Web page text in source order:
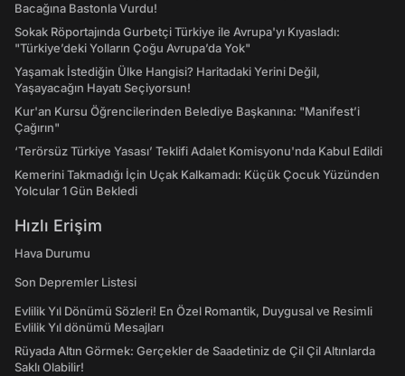
Bacağına Bastonla Vurdu!
Sokak Röportajında Gurbetçi Türkiye ile Avrupa'yı Kıyasladı:
"Türkiye’deki Yolların Çoğu Avrupa’da Yok"
Yaşamak İstediğin Ülke Hangisi? Haritadaki Yerini Değil,
Yaşayacağın Hayatı Seçiyorsun!
Kur'an Kursu Öğrencilerinden Belediye Başkanına: "Manifest’i
Çağırın"
‘Terörsüz Türkiye Yasası’ Teklifi Adalet Komisyonu'nda Kabul Edildi
Kemerini Takmadığı İçin Uçak Kalkamadı: Küçük Çocuk Yüzünden
Yolcular 1 Gün Bekledi
Hızlı Erişim
Hava Durumu
Son Depremler Listesi
Evlilik Yıl Dönümü Sözleri! En Özel Romantik, Duygusal ve Resimli
Evlilik Yıl dönümü Mesajları
Rüyada Altın Görmek: Gerçekler de Saadetiniz de Çil Çil Altınlarda
Saklı Olabilir!